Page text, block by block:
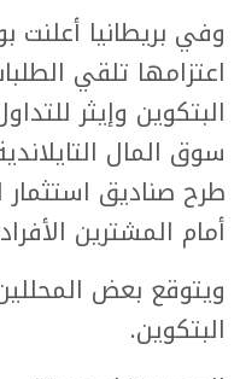
وفي بريطانيا أعلنت
اعتزامها تلقي
البتكوين وإيثر
سوق المال
طرح صناديق استثمار
أمام المشترين
ويتوقع بعض
البتكوين.